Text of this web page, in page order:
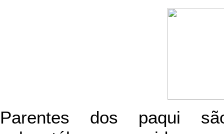
Parentes dos paqui